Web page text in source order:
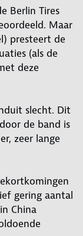
Berlin Tires
Maar
presteert de
(als de
deze
slecht. Dit
de band is
zeer lange
gering aantal
China